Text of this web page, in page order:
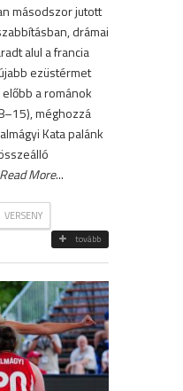
másodszor jutott
drámai
alul a francia
ezüstérmet
a románok
méghozzá
Kata palánk
Read More...
VERSENY
tovább